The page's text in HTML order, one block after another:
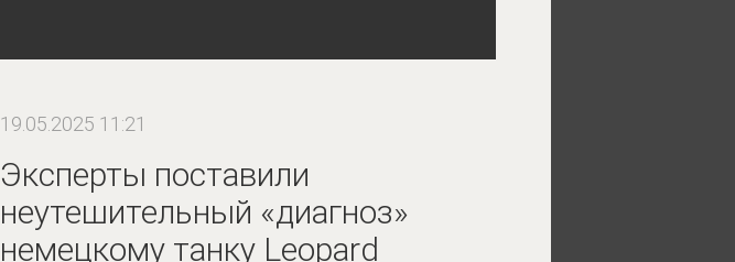
19.05.2025 11:21
Эксперты поставили
неутешительный «диагноз»
немецкому танку Leopard